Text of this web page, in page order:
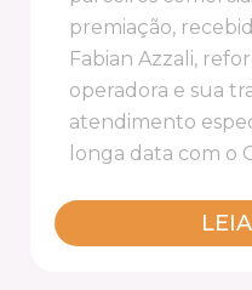
premiação,
Fabian Azzali,
operadora e sua
atendimento
longa data com o